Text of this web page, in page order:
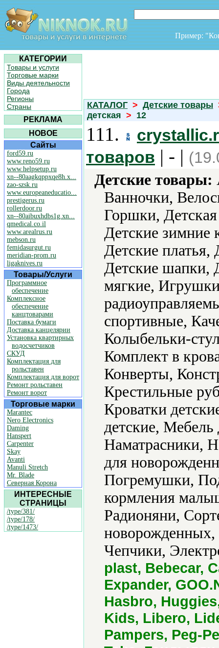
Пример:
КАТЕГОРИИ
Товары и услуги
Торговые марки
Виды деятельности
Города
Регионы
Страны
РЕКЛАМА
НОВОЕ
Сайты
ford59.ru
www.reno59.ru
www.helpsetup.ru
xn--80aagkqppxqe8h.x...
zao-szsk.ru
www.europeaneducatio...
prestigerus.ru
rollerdoor.ru
xn--80aibuxhdbs1g.xn...
qmedical.co.il
www.arealrus.ru
mebson.ru
femidasurgut.ru
meridian-prom.ru
ligaknives.ru
Товары/Услуги
Программное
обеспечение
Комплексное
обеспечение
канцтоварами
Поставка бумаги
Доставка канцелярии
Установка квартирных
водосчетчиков
СКУД
Комплектация для
рольставен
Комплектация для ворот
Ремонт рольставен
Ремонт ворот
Торговые марки
Marantec
Nero Electronics
Daming
Hanspert
Carpenter
Skay
Avanti
Manuli Stretch
Mr. Blade
Северная Корона
ИНТЕРЕСНЫЕ
СТРАНИЦЫ
/type/381/
/type/178/
/type/1473/
КАТАЛОГ > Детские товары
детская > 12
111.
товаров | - |
Детские товары:
Ванночки,
Горшки,
Детские зимние
Детские платья,
Детские
мягкие,
спортивные,
Колыбельки-
Комплект в
Конверты,
Крестильные
Кроватки
детские,
Наматрасники,
для
Погремушки,
кормления
Радионяни,
новорожденных,
Чепчики,
plast, Bebecar,
Expander,
Hasbro,
Kids, Libero,
Pampers, Peg-